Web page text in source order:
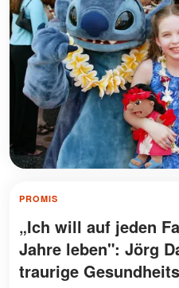
PROMIS
„Ich will auf jeden
Jahre leben": Jörg
traurige